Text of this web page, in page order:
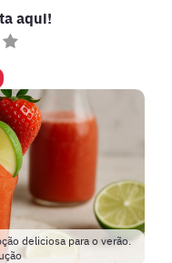
aqui!
deliciosa para o verão.